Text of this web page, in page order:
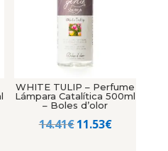
WHITE TULIP – Perfume
Lámpara Catalítica 500ml
– Boles d’olor
14.41€El
11.53€El